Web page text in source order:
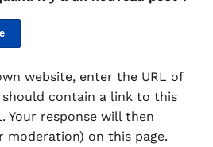
website, enter the URL of
contain a link to this
Your response will then
moderation) on this page.